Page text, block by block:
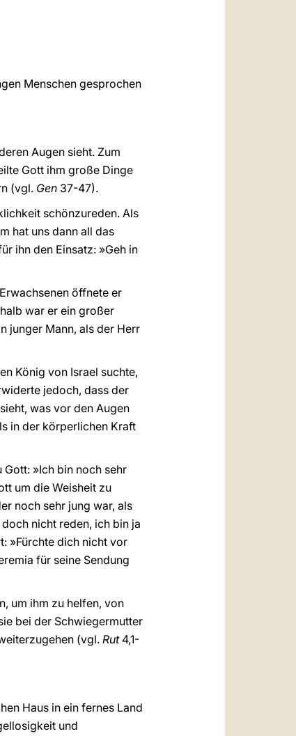
Menschen gesprochen
Augen sieht. Zum
Gott ihm große Dinge
(vgl. Gen 37-47).
schönzureden. Als
hat uns dann all das
ihn den Einsatz: »Geh in
öffnete er
war er ein großer
junger Mann, als der Herr
König von Israel suchte,
jedoch, dass der
was vor den Augen
in der körperlichen Kraft
»Ich bin noch sehr
um die Weisheit zu
noch sehr jung war, als
nicht reden, ich bin ja
»Fürchte dich nicht vor
für seine Sendung
um ihm zu helfen, von
bei der Schwiegermutter
(vgl. Rut4,1-
Haus in ein fernes Land
und